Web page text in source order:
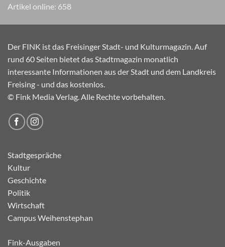
Artikel online: 658
Der FINK ist das Freisinger Stadt- und Kulturmagazin. Auf
rund 60 Seiten bietet das Stadtmagazin monatlich
interessante Informationen aus der Stadt und dem Landkreis
Freising - und das kostenlos.
© Fink Media Verlag. Alle Rechte vorbehalten.
Stadtgespräche
Kultur
Geschichte
Politik
Wirtschaft
Campus Weihenstephan
Fink-Ausgaben